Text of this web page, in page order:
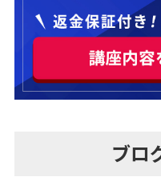
ブロ